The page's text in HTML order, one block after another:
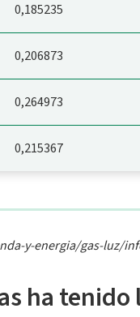
0,185235
0,206873
0,264973
0,215367
y-energia/gas-luz/
ha